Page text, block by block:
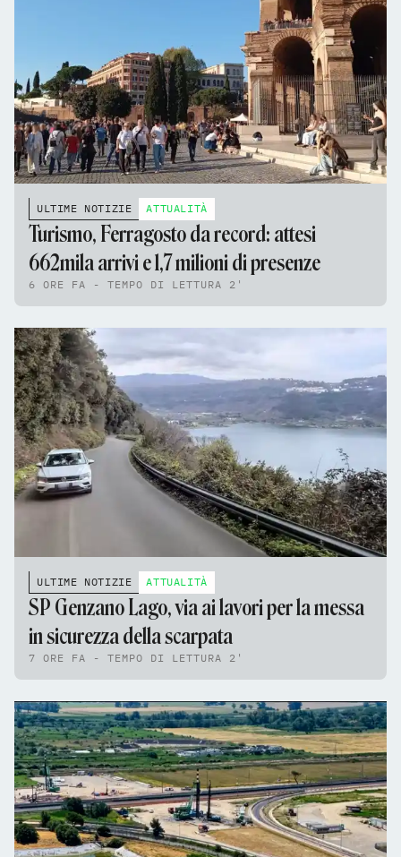
ULTIME NOTIZIE ATTUALITÀ
Turismo, Ferragosto da record: attesi
662mila arrivi e 1,7 milioni di presenze
6 ORE FA - TEMPO DI LETTURA 2'
ULTIME NOTIZIE ATTUALITÀ
SP Genzano Lago, via ai lavori per la messa
in sicurezza della scarpata
7 ORE FA - TEMPO DI LETTURA 2'